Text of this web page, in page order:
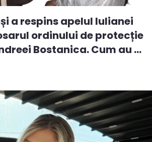
a respins apelul Iulianei
ordinului de protecție
Bostanica. Cum au ...